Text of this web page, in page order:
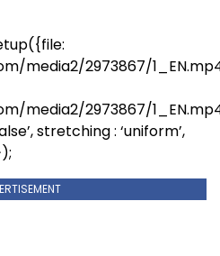
media2/2973867/
media2/2973867/
stretching : ‘uniform’,